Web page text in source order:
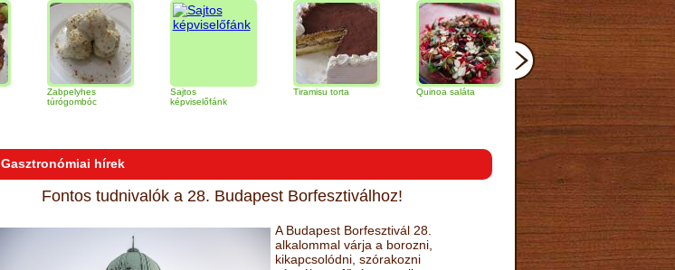
Zabpelyhes
túrógombóc
képviselőfánk
Tiramisu torta Quinoa saláta Mandulás kifli
narancs torta
Gasztronómiai hírek
Fontos tudnivalók a 28. Budapest Borfesztiválhoz!
A Budapest Borfesztivál 28.
alkalommal várja a borozni,
kikapcsolódni, szórakozni